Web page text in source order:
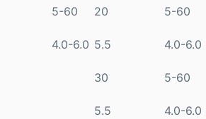
5-60 20 5-60
4.0-6.0 5.5 4.0-6.0
30 5-60
5.5 4.0-6.0